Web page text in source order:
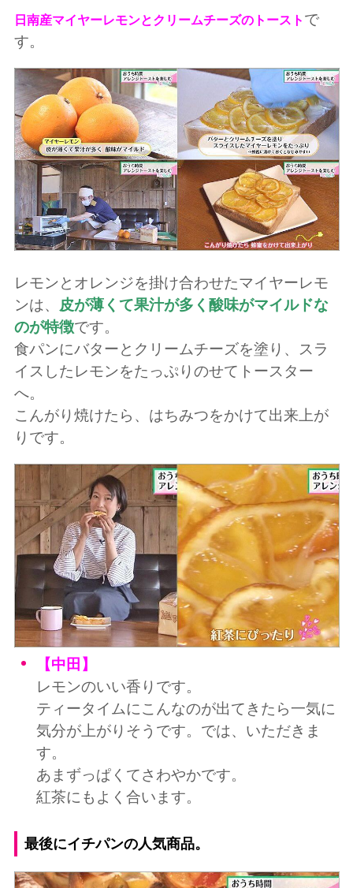
日南産マイヤーレモンとクリームチーズのトースト で
す。
レモンとオレンジを掛け合わせたマイヤーレモ
ンは、 皮が薄くて果汁が多く酸味がマイルドな
のが特徴です。
食パンにバターとクリームチーズを塗り、スラ
イスしたレモンをたっぷりのせてトースター
へ。
こんがり焼けたら、はちみつをかけて出来上が
りです。
【中田】
レモンのいい香りです。
ティータイムにこんなのが出てきたら一気に
気分が上がりそうです。では、いただきま
す。
あまずっぱくてさわやかです。
紅茶にもよく合います。
最後にイチパンの人気商品。